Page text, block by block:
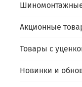
Акционные
Товары с
Новинки и